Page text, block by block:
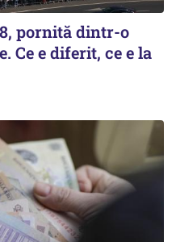
pornită dintr-o
Ce e diferit, ce e la